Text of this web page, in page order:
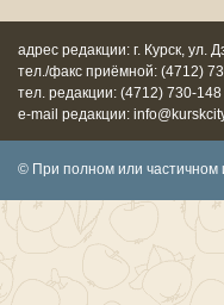
адрес редакции: г. Курск, ул.
тел./факс приёмной: (4712)
тел. редакции: (4712) 730-148
e-mail редакции:
© При полном или частичном